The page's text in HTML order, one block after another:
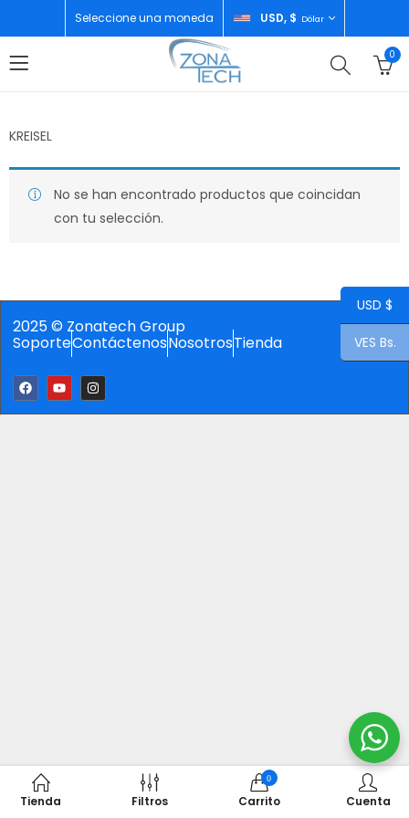
Seleccione una moneda USD, $ Dólar
0
KREISEL
No se han encontrado productos que coincidan
con tu selección.
2025 © Zonatech Group
SoporteContáctenosNosotrosTienda
Tienda Filtros
0
Carrito Cuenta
USD $
VES Bs.